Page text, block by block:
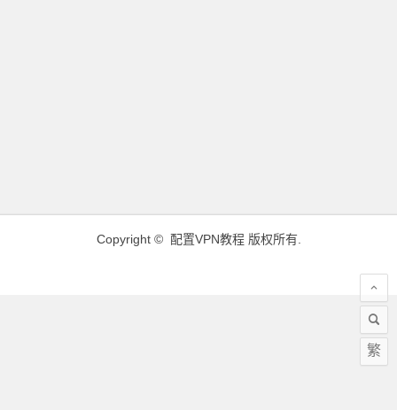
Copyright © 配置VPN教程版权所有.
繁